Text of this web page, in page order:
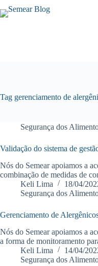
Tag gerenciamento de
Segurança dos
Validação do sistema de
Nós do Semear apoiamos a
combinação de medidas de
Keli Lima
18/04/
Segurança dos
Gerenciamento de
Nós do Semear apoiamos a
a forma de monitoramento
Keli Lima
14/04/
Segurança dos